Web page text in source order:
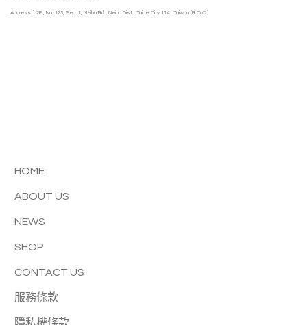
Address：2F., No. 123, Sec. 1, Neihu Rd., Neihu Dist., Taipei City 114 , Taiwan (R.O.C.)
HOME
ABOUT US
NEWS
SHOP
CONTACT US
服務條款